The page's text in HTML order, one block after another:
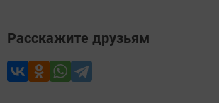
Расскажите друзьям